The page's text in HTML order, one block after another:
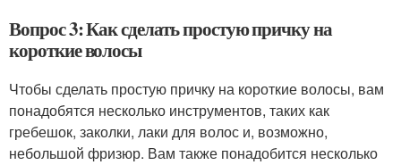
Вопрос 3: Как сделать простую причку на
короткие волосы
Чтобы сделать простую причку на короткие волосы, вам
понадобятся несколько инструментов, таких как
гребешок, заколки, лаки для волос и, возможно,
небольшой фризюр. Вам также понадобится несколько